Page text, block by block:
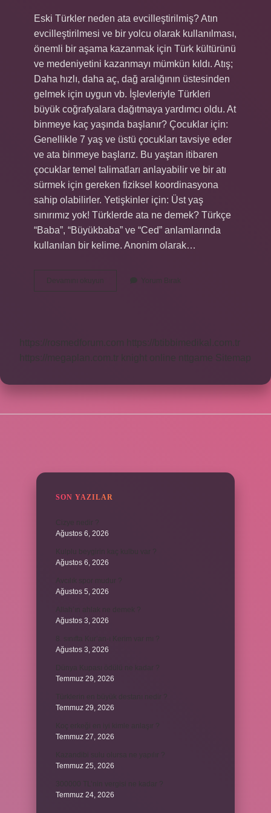
Eski Türkler neden ata evcilleştirilmiş? Atın
evcilleştirilmesi ve bir yolcu olarak kullanılması,
önemli bir aşama kazanmak için Türk kültürünü
ve medeniyetini kazanmayı mümkün kıldı. Atış;
Daha hızlı, daha aç, dağ aralığının üstesinden
gelmek için uygun vb. İşlevleriyle Türkleri
büyük coğrafyalara dağıtmaya yardımcı oldu. At
binmeye kaç yaşında başlanır? Çocuklar için:
Genellikle 7 yaş ve üstü çocukları tavsiye eder
ve ata binmeye başlarız. Bu yaştan itibaren
çocuklar temel talimatları anlayabilir ve bir atı
sürmek için gereken fiziksel koordinasyona
sahip olabilirler. Yetişkinler için: Üst yaş
sınırımız yok! Türklerde ata ne demek? Türkçe
“Baba”, “Büyükbaba” ve “Ced” anlamlarında
kullanılan bir kelime. Anonim olarak…
Devamını okuyun
Ata
Yorum Bırak
https://rosmedforum.com
https://btibbimedikal.com.tr
https://megaplan.com.tr knight online nttgame Sitemap
SON YAZILAR
Ağustos 6, 2026
Ağustos 6, 2026
Ağustos 5, 2026
Ağustos 3, 2026
Ağustos 3, 2026
Temmuz 29, 2026
Temmuz 29, 2026
Temmuz 27, 2026
Temmuz 25, 2026
Temmuz 24, 2026